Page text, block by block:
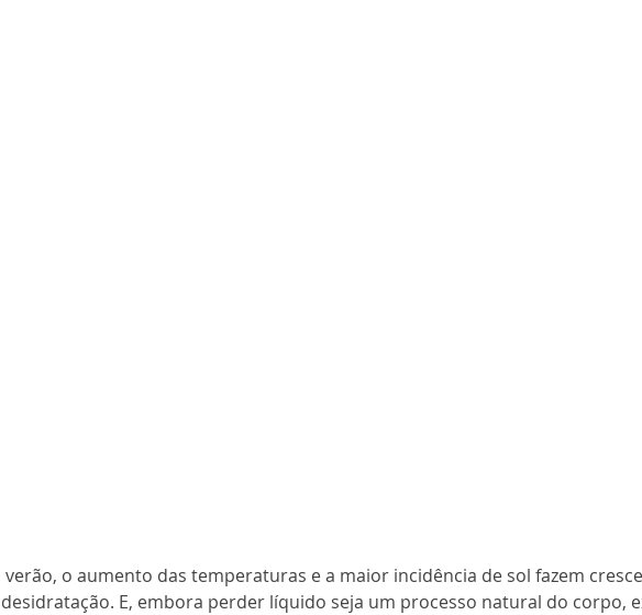
desidratação. E, embora perder líquido seja um processo natural do corpo,